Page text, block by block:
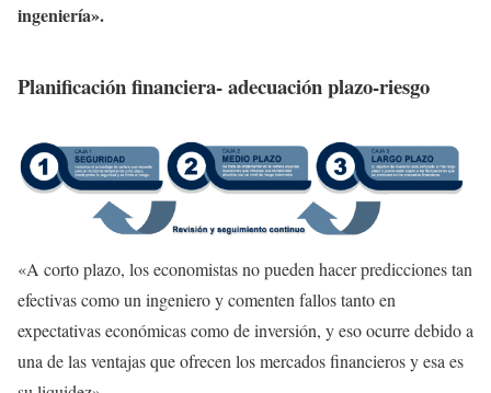
ingeniería».
Planificación financiera- adecuación plazo-riesgo
«A corto plazo, los economistas no pueden hacer predicciones tan
efectivas como un ingeniero y comenten fallos tanto en
expectativas económicas como de inversión, y eso ocurre debido a
una de las ventajas que ofrecen los mercados financieros y esa es